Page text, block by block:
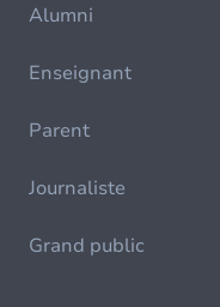
Alumni
Enseignant
Parent
Journaliste
Grand public